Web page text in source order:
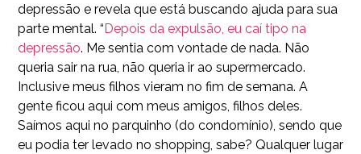
depressão e revela que está buscando ajuda para sua
parte mental. “ Depois da expulsão, eu caí tipo na
depressão. Me sentia com vontade de nada. Não
queria sair na rua, não queria ir ao supermercado.
Inclusive meus filhos vieram no fim de semana. A
gente ficou aqui com meus amigos, filhos deles.
Saímos aqui no parquinho (do condomínio), sendo que
eu podia ter levado no shopping, sabe? Qualquer lugar